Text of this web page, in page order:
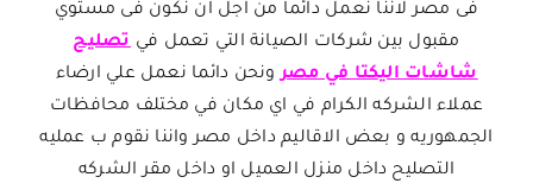
فى مصر لاننا نعمل دائما من اجل ان نكون فى مستوي
مقبول بين شركات الصيانة التي تعمل فيتصليح
شاشات اليكتا في مصرونحن دائما نعمل علي ارضاء
عملاء الشركه الكرام في اي مكان في مختلف محافظات
الجمهوريه و بعض الاقاليم داخل مصر واننا نقوم ب عمليه
التصليح داخل منزل العميل او داخل مقر الشركه